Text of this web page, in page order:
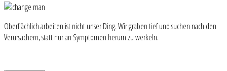
Oberflächlich arbeiten ist nicht unser Ding. Wir graben tief und suchen nach den
Verursachern, statt nur an Symptomen herum zu werkeln.